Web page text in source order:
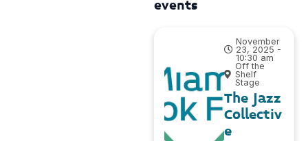
events
November
23, 2025 -
10:30 am
Off the
Shelf
Stage
The Jazz
Collectiv
e